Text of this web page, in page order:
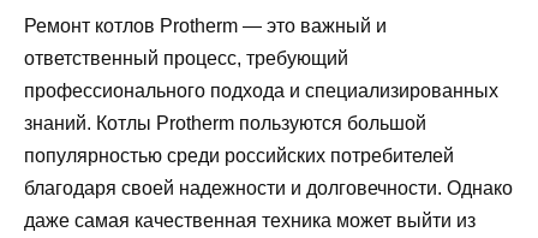
Ремонт котлов Protherm — это важный и
ответственный процесс, требующий
профессионального подхода и специализированных
знаний. Котлы Protherm пользуются большой
популярностью среди российских потребителей
благодаря своей надежности и долговечности. Однако
даже самая качественная техника может выйти из